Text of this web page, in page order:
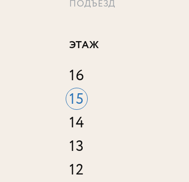
ПОДЪЕЗД
ЭТАЖ
12
13
14
15
16